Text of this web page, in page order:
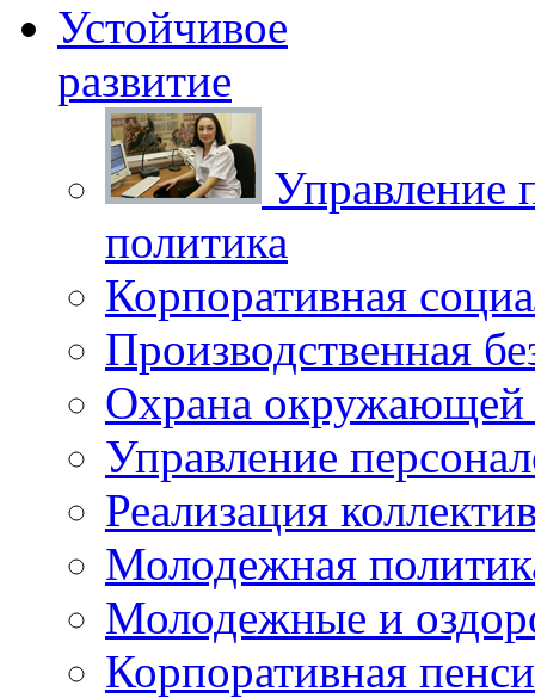
Устойчивое
развитие
Управление
политика
Корпоративная
Производственная
Охрана окружающей
Управление
Реализация
Молодежная
Молодежные и
Корпоративная